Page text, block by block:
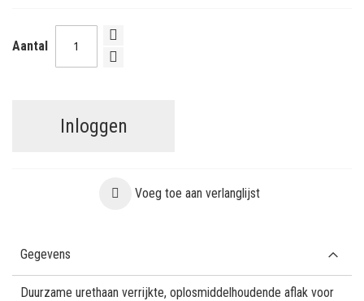
Aantal
Inloggen
Voeg toe aan verlanglijst
Gegevens
Duurzame urethaan verrijkte, oplosmiddelhoudende aflak voor